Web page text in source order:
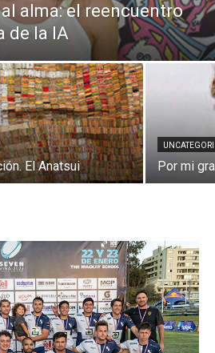
alma: el reencuentro
de la IA
El Anatsui Por mi